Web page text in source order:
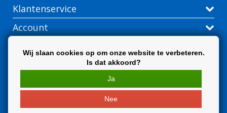
Klantenservice
Account
Wij slaan cookies op om onze website te verbeteren.
Is dat akkoord?
Ja
Nee